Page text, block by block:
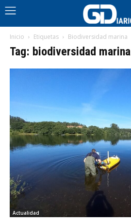
Inicio Etiquetas Biodiversidad marina
Tag: biodiversidad marina
Actualidad